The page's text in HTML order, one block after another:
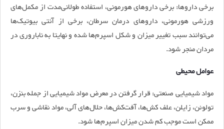
برخی داروها: برخی داروهای هورمونی، استفاده طولانی‌مدت از مکمل‌های
ورزشی هورمونی، داروهای درمان سرطان، برخی از آنتی بیوتیک‌ها
می‌توانند سبب تغییر میزان و شکل اسپرم‌ها شده و نهایتا به ناباروری در
مردان منجر شود.
عوامل محیطی
مواد شیمیایی صنعتی: قرار گرفتن در معرض مواد شیمیایی از جمله بنزن،
تولوئن، زایلن، علف کش‌ها، آفت‌کش‌ها، حلال‌های آلی، مواد نقاشی و سرب
ممکن است موجب کم شدن میزان اسپرم‌ها شود.